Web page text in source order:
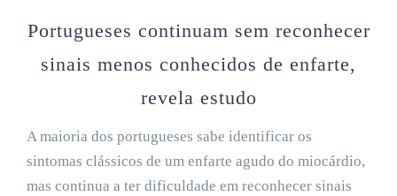
Portugueses continuam sem reconhecer
sinais menos conhecidos de enfarte,
revela estudo
A maioria dos portugueses sabe identificar os
sintomas clássicos de um enfarte agudo do miocárdio,
mas continua a ter dificuldade em reconhecer sinais